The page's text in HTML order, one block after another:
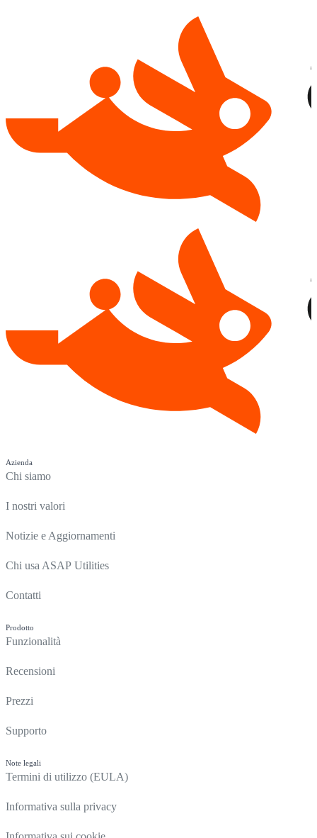
Azienda
Chi siamo
I nostri valori
Notizie e Aggiornamenti
Chi usa ASAP Utilities
Contatti
Prodotto
Funzionalità
Recensioni
Prezzi
Supporto
Note legali
Termini di utilizzo (EULA)
Informativa sulla privacy